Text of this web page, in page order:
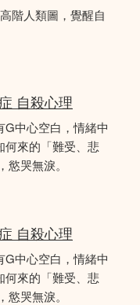
階人類圖，覺醒自
自殺心理
G中心空白，情緒中
何來的「難受、悲
哭無淚。
自殺心理
G中心空白，情緒中
何來的「難受、悲
哭無淚。